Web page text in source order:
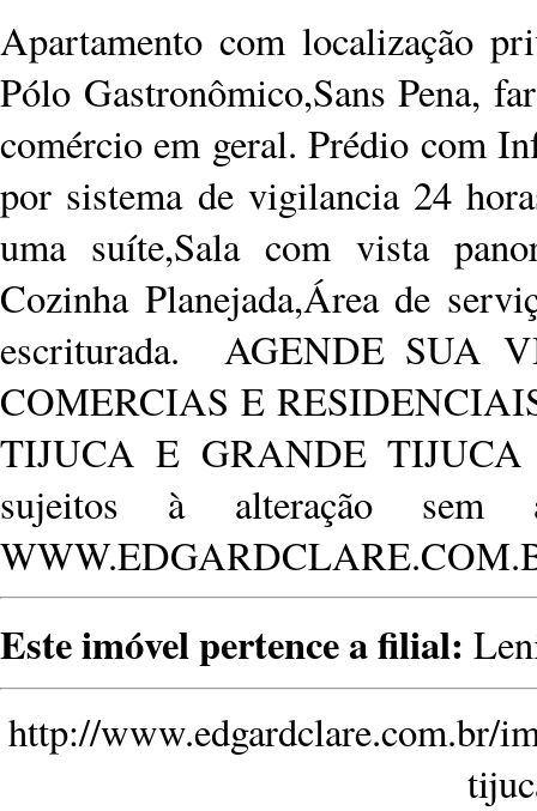
Apartamento com localização
Pólo Gastronômico,Sans Pena,
comércio em geral. Prédio com
por sistema de vigilancia 24
uma suíte,Sala com vista
Cozinha Planejada,Área de
escriturada. AGENDE SUA
COMERCIAS E
TIJUCA E GRANDE TIJUCA
sujeitos à alteração
Este imóvel pertence a filial:
http://www.edgardclare.com.br/